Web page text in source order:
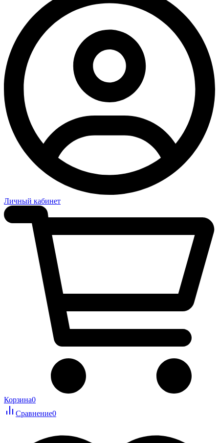
Личный кабинет
Корзина0
Сравнение0